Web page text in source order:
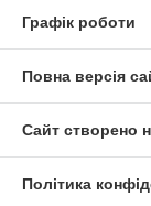
Графік роботи
Повна версія
Сайт створено
Політика